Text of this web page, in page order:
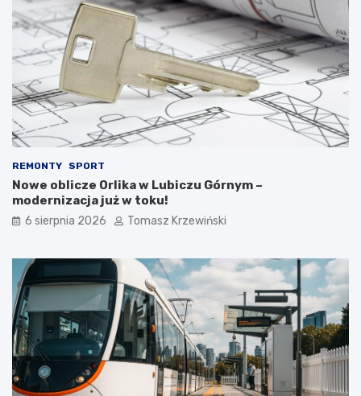
REMONTY SPORT
Nowe oblicze Orlika w Lubiczu Górnym –
modernizacja już w toku!
6 sierpnia 2026 Tomasz Krzewiński